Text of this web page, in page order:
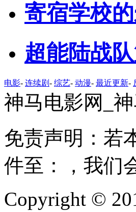
寄宿学校
超能陆战
电影- 连续剧- 综艺- 动漫- 最近更新-
神马电影网_
免责声明：若
件至：，我们
Copyright ©